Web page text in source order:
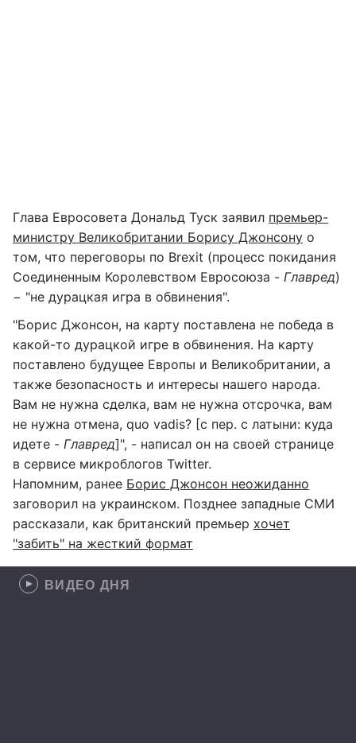
Глава Евросовета Дональд Туск заявил премьер-
министру Великобритании Борису Джонсону о
том, что переговоры по Brexit (процесс покидания
Соединенным Королевством Евросоюза - Главред)
− "не дурацкая игра в обвинения".
"Борис Джонсон, на карту поставлена не победа в
какой-то дурацкой игре в обвинения. На карту
поставлено будущее Европы и Великобритании, а
также безопасность и интересы нашего народа.
Вам не нужна сделка, вам не нужна отсрочка, вам
не нужна отмена, quo vadis? [с пер. с латыни: куда
идете - Главред]", - написал он на своей странице
в сервисе микроблогов Twitter.
Напомним, ранее Борис Джонсон неожиданно
заговорил на украинском. Позднее западные СМИ
рассказали, как британский премьер хочет
"забить" на жесткий формат
ВИДЕО ДНЯ